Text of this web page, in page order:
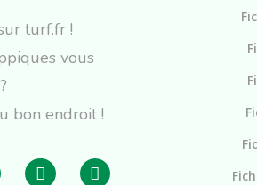
turf.fr !
vous
bon endroit !